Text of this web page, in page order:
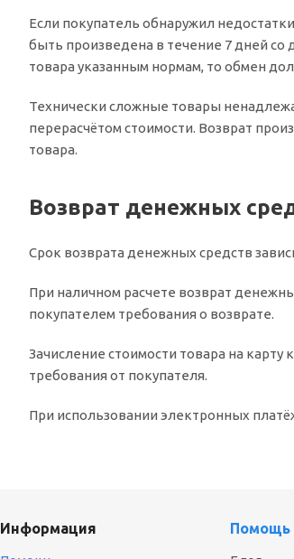
Если покупатель обнаружил
быть произведена в течение 7 дней со
товара указанным нормам, то обмен
Технически сложные товары
перерасчётом стоимости. Возврат
товара.
Возврат денежных
Срок возврата денежных средств
При наличном расчете возврат
покупателем требования о возврате.
Зачисление стоимости товара на карту
требования от покупателя.
При использовании электронных
Информация Помощь